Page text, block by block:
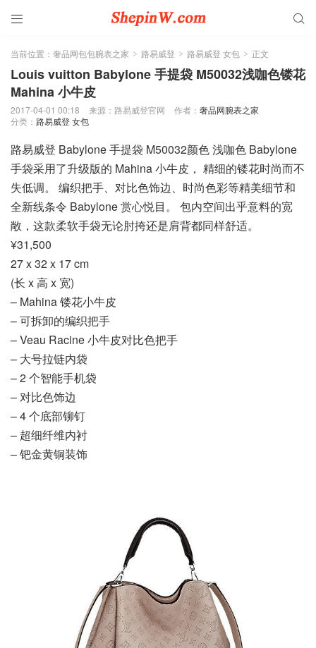
 
当前位置： 奢品网包包腕表之家 > 路易威登 > 路易威登 女包 > 正文
Louis vuitton Babylone 手提袋 M50032浅咖色镂花
Mahina 小牛皮
2017-04-01 00:18 来源：路易威登官网 作者： 奢品网腕表之家
分类： 路易威登 女包
路易威登 Babylone 手提袋 M50032颜色 浅咖色 Babylone
手袋采用了升级版的 Mahina 小牛皮， 精细的镂花时尚而不
失低调。 编织把手、对比色饰边、时尚色彩等精美细节和
全新线条令 Babylone 赏心悦目。 包内空间出乎意料的宽
敞，这款柔软手袋无论肘挎还是肩背都同样舒适。
¥31,500
27 x 32 x 17 cm
(长 x 高 x 宽)
– Mahina 镂花小牛皮
– 可拆卸的编织把手
– Veau Racine 小牛皮对比色把手
– 大号拉链内袋
– 2 个智能手机袋
– 对比色饰边
– 4 个底部铆钉
– 超细纤维内衬
– 钯金黄铜装饰